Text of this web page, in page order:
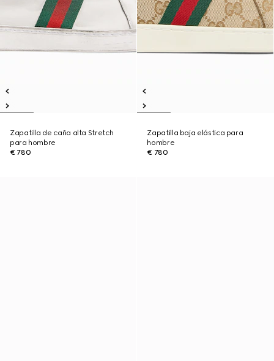
Zapatilla de caña alta Stretch
para hombre
€ 780
Zapatilla baja elástica para
hombre
€ 780